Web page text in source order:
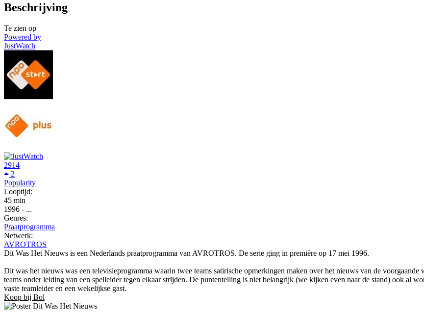
Beschrijving
Te zien op
Powered by
JustWatch
2914
2
Popularity
Looptijd:
45 min
1996 - ...
Genres:
Praatprogramma
Netwerk:
AVROTROS
Dit Was Het Nieuws is een Nederlands praatprogramma van AVROTROS. De serie ging in première op 17 mei 1996.
Dit was het nieuws was een televisieprogramma waarin twee teams satirische opmerkingen maken over het nieuws van de
teams onder leiding van een spelleider tegen elkaar strijden. De puntentelling is niet belangrijk (we kijken even naar de stand) ook al
vaste teamleider en een wekelijkse gast.
Koop bij Bol